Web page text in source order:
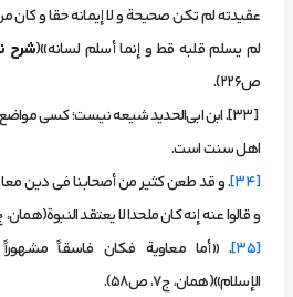
عقيدته لم تكن صحيحة و لا إيمانه حقا و كان
لم يسلم قلبه قط و إنما أسلم لسانه»(شرح
ص226).
[33]. ابن ابی‌الحدید شیعه نیست؛ کسی
اهل سنت است.
[34]
. و قد طعن كثير من أصحابنا في دين
و قالوا عنه إنه كان ملحدا لا يعتقد النبوة(همان، ج5،
[35]
. «أما معاوية فكان فاسقاً مشهوراً
الإسلام»(همان، ج7، ص58).